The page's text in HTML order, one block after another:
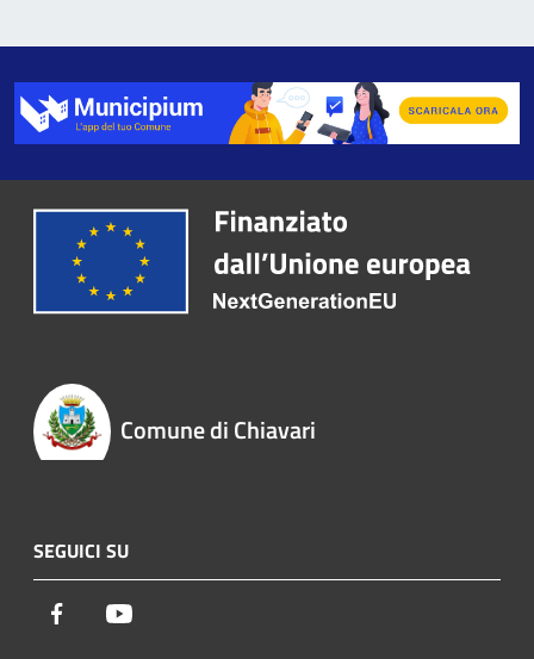
Comune di Chiavari
SEGUICI SU
Facebook